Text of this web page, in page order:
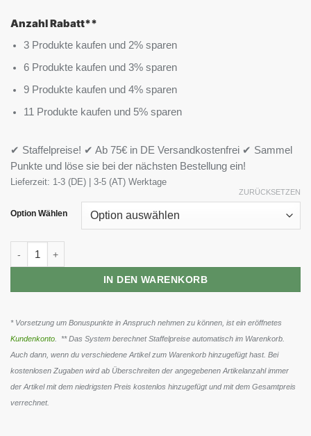
Anzahl Rabatt**
3 Produkte kaufen und 2% sparen
6 Produkte kaufen und 3% sparen
9 Produkte kaufen und 4% sparen
11 Produkte kaufen und 5% sparen
✔ Staffelpreise! ✔ Ab 75€ in DE Versandkostenfrei ✔ Sammel
Punkte und löse sie bei der nächsten Bestellung ein!
Lieferzeit: 1-3 (DE) | 3-5 (AT) Werktage
Option Wählen
ZURÜCKSETZEN
IN DEN WARENKORB
* Vorsetzung um Bonuspunkte in Anspruch nehmen zu können, ist ein eröffnetes
Kundenkonto . ** Das System berechnet Staffelpreise automatisch im Warenkorb.
Auch dann, wenn du verschiedene Artikel zum Warenkorb hinzugefügt hast. Bei
kostenlosen Zugaben wird ab Überschreiten der angegebenen Artikelanzahl immer
der Artikel mit dem niedrigsten Preis kostenlos hinzugefügt und mit dem Gesamtpreis
verrechnet.